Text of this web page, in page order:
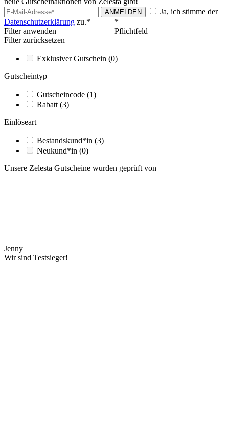
ANMELDEN
Ja, ich stimme der
Datenschutzerklärung zu.*
*
Pflichtfeld
Filter anwenden
Filter zurücksetzen
Exklusiver Gutschein (0)
Gutscheintyp
Gutscheincode (1)
Rabatt (3)
Einlöseart
Bestandskund*in (3)
Neukund*in (0)
Unsere Zelesta Gutscheine wurden geprüft von
Jenny
Wir sind Testsieger!